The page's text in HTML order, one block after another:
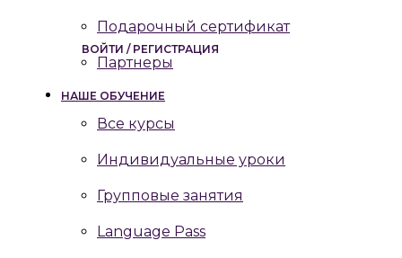
ВОЙТИ / РЕГИСТРАЦИЯ
Подарочный сертификат
Партнеры
НАШЕ ОБУЧЕНИЕ
Все курсы
Индивидуальные уроки
Групповые занятия
Language Pass